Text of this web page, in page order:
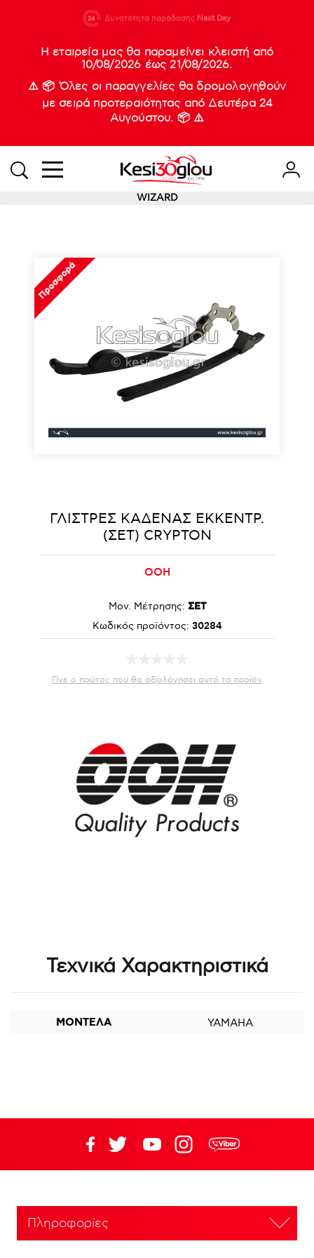
933
Δυνατότητα παράδοσης Next Day
Νέες
Η εταιρεία μας θα παραμείνει κλειστή από
10/08/2026 έως 21/08/2026.
⚠️ 📦 Όλες οι παραγγελίες θα δρομολογηθούν
με σειρά προτεραιότητας από Δευτέρα 24
Αυγούστου. 📦 ⚠️
WIZARD
Προσφορά
ΓΛΙΣΤΡΕΣ ΚΑΔΕΝΑΣ ΕΚΚΕΝΤΡ.
(ΣΕΤ) CRYPTON
OOH
Μον. Μέτρησης: ΣΕΤ
Κωδικός προϊόντος: 30284
Γίνε ο πρώτος που θα αξιολόγησει αυτό το προϊόν
Τεχνικά Χαρακτηριστικά
ΜΟΝΤΕΛΑ YAMAHA
Πληροφορίες